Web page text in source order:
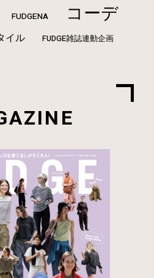
FUDGENA コーデ
イル FUDGE雑誌連動企画